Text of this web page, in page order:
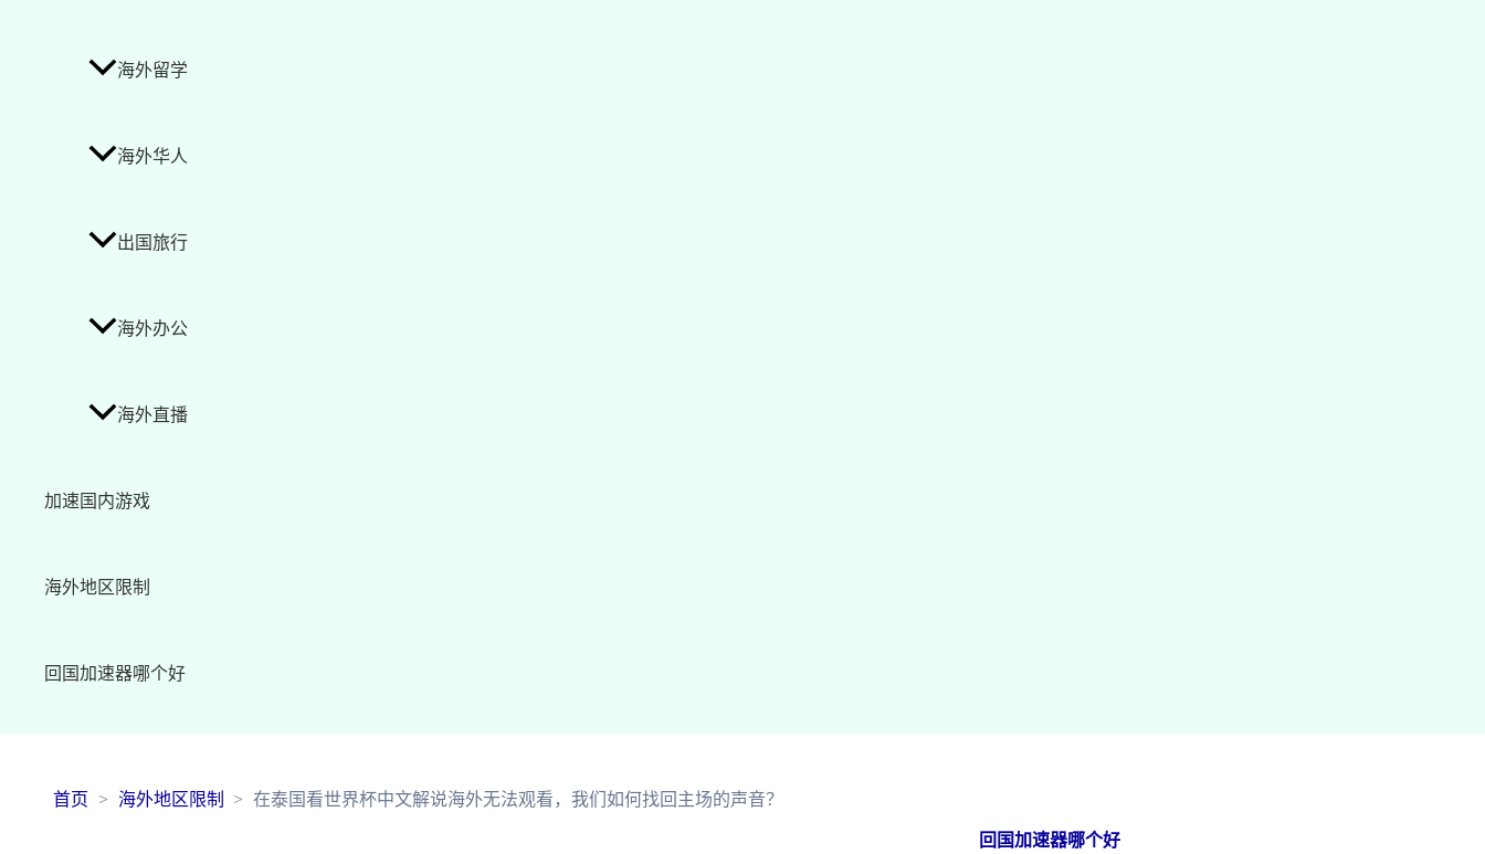
海外留学
海外华人
出国旅行
海外办公
海外直播
加速国内游戏
海外地区限制
回国加速器哪个好
首页 海外地区限制 在泰国看世界杯中文解说海外无法观看，我们如何找回主场的声音？
回国加速器哪个好